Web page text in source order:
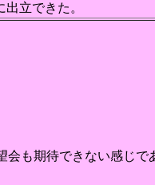
立できた。
も期待できない感じで